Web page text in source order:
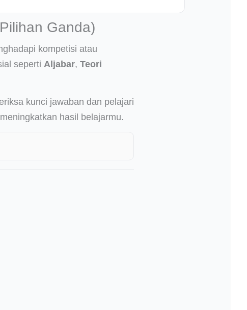
Ganda)
kompetisi atau
seperti Aljabar, Teori
kunci jawaban dan pelajari
hasil belajarmu.